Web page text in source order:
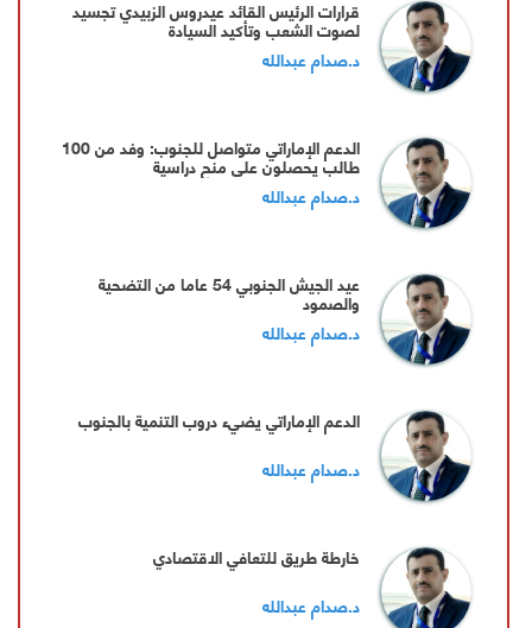
قرارات الرئيس القائد عيدروس الزبيدي تجسيد
لصوت الشعب وتأكيد السيادة
د.صدام عبدالله
الدعم الإماراتي متواصل للجنوب: وفد من 100
طالب يحصلون على منح دراسية
د.صدام عبدالله
عيد الجيش الجنوبي 54 عاما من التضحية
والصمود
د.صدام عبدالله
الدعم الإماراتي يضيء دروب التنمية بالجنوب
د.صدام عبدالله
خارطة طريق للتعافي الاقتصادي
د.صدام عبدالله